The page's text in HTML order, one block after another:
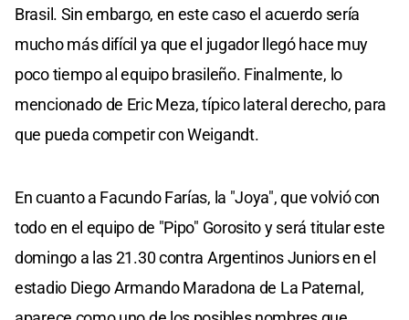
Brasil. Sin embargo, en este caso el acuerdo sería
mucho más difícil ya que el jugador llegó hace muy
poco tiempo al equipo brasileño. Finalmente, lo
mencionado de Eric Meza, típico lateral derecho, para
que pueda competir con Weigandt.
En cuanto a Facundo Farías, la "Joya", que volvió con
todo en el equipo de "Pipo" Gorosito y será titular este
domingo a las 21.30 contra Argentinos Juniors en el
estadio Diego Armando Maradona de La Paternal,